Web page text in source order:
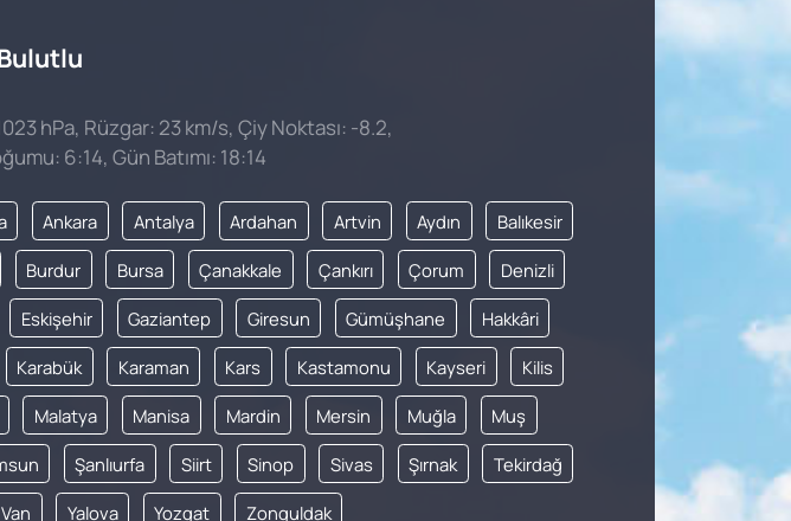
hPa, Rüzgar: 23 km/s, Çiy Noktası: -8.2,
6:14, Gün Batımı: 18:14
Ankara Antalya Ardahan Artvin Aydın Balıkesir
Burdur Bursa Çanakkale Çankırı Çorum Denizli
Eskişehir Gaziantep Giresun Gümüşhane Hakkâri
Karabük Karaman Kars Kastamonu Kayseri Kilis
Malatya Manisa Mardin Mersin Muğla Muş
Şanlıurfa Siirt Sinop Sivas Şırnak Tekirdağ
Van Yalova Yozgat Zonguldak